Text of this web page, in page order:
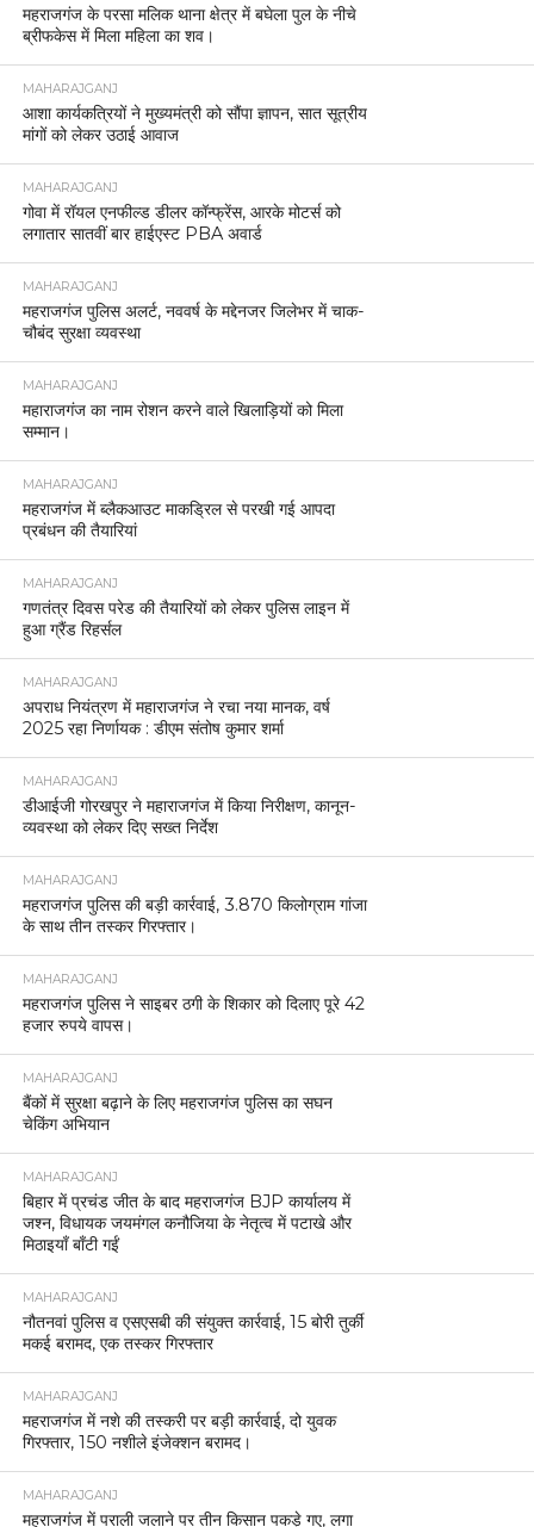
महराजगंज के परसा मलिक थाना क्षेत्र में बघेला पुल के नीचे
ब्रीफकेस में मिला महिला का शव।
MAHARAJGANJ
आशा कार्यकत्रियों ने मुख्यमंत्री को सौंपा ज्ञापन, सात सूत्रीय
मांगों को लेकर उठाई आवाज
MAHARAJGANJ
गोवा में रॉयल एनफील्ड डीलर कॉन्फ्रेंस, आरके मोटर्स को
लगातार सातवीं बार हाईएस्ट PBA अवार्ड
MAHARAJGANJ
महराजगंज पुलिस अलर्ट, नववर्ष के मद्देनजर जिलेभर में चाक-
चौबंद सुरक्षा व्यवस्था
MAHARAJGANJ
महाराजगंज का नाम रोशन करने वाले खिलाड़ियों को मिला
सम्मान।
MAHARAJGANJ
महराजगंज में ब्लैकआउट माकड्रिल से परखी गई आपदा
प्रबंधन की तैयारियां
MAHARAJGANJ
गणतंत्र दिवस परेड की तैयारियों को लेकर पुलिस लाइन में
हुआ ग्रैंड रिहर्सल
MAHARAJGANJ
अपराध नियंत्रण में महाराजगंज ने रचा नया मानक, वर्ष
2025 रहा निर्णायक : डीएम संतोष कुमार शर्मा
MAHARAJGANJ
डीआईजी गोरखपुर ने महाराजगंज में किया निरीक्षण, कानून-
व्यवस्था को लेकर दिए सख्त निर्देश
MAHARAJGANJ
महराजगंज पुलिस की बड़ी कार्रवाई, 3.870 किलोग्राम गांजा
के साथ तीन तस्कर गिरफ्तार।
MAHARAJGANJ
महराजगंज पुलिस ने साइबर ठगी के शिकार को दिलाए पूरे 42
हजार रुपये वापस।
MAHARAJGANJ
बैंकों में सुरक्षा बढ़ाने के लिए महराजगंज पुलिस का सघन
चेकिंग अभियान
MAHARAJGANJ
बिहार में प्रचंड जीत के बाद महराजगंज BJP कार्यालय में
जश्न, विधायक जयमंगल कनौजिया के नेतृत्व में पटाखे और
मिठाइयाँ बाँटी गईं
MAHARAJGANJ
नौतनवां पुलिस व एसएसबी की संयुक्त कार्रवाई, 15 बोरी तुर्की
मकई बरामद, एक तस्कर गिरफ्तार
MAHARAJGANJ
महराजगंज में नशे की तस्करी पर बड़ी कार्रवाई, दो युवक
गिरफ्तार, 150 नशीले इंजेक्शन बरामद।
MAHARAJGANJ
महराजगंज में पराली जलाने पर तीन किसान पकड़े गए, लगा